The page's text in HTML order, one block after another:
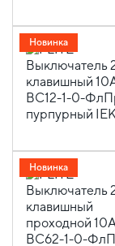
Новинка
Новинка